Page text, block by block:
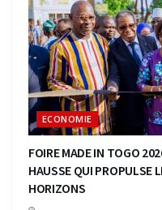
ECONOMIE
FOIRE MADE IN TOGO
HAUSSE QUI PROPULSE
HORIZONS